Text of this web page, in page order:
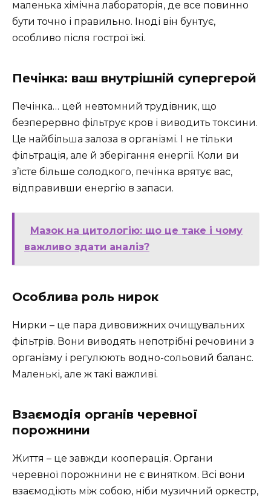
маленька хімічна лабораторія, де все повинно
бути точно і правильно. Іноді він бунтує,
особливо після гострої їжі.
Печінка: ваш внутрішній супергерой
Печінка… цей невтомний трудівник, що
безперервно фільтрує кров і виводить токсини.
Це найбільша залоза в організмі. І не тільки
фільтрація, але й зберігання енергії. Коли ви
з’їсте більше солодкого, печінка врятує вас,
відправивши енергію в запаси.
Мазок на цитологію: що це таке і чому
важливо здати аналіз?
Особлива роль нирок
Нирки – це пара дивовижних очищувальних
фільтрів. Вони виводять непотрібні речовини з
організму і регулюють водно-сольовий баланс.
Маленькі, але ж такі важливі.
Взаємодія органів черевної
порожнини
Життя – це завжди кооперація. Органи
черевної порожнини не є винятком. Всі вони
взаємодіють між собою, ніби музичний оркестр,